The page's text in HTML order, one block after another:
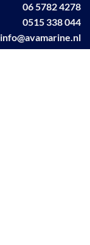
06 5782 4278
0515 338 044
info@avamarine.nl